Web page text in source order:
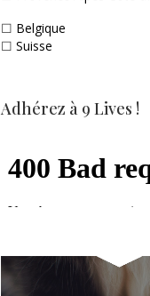
☐ Belgique
☐ Suisse
Adhérez à 9 Lives !